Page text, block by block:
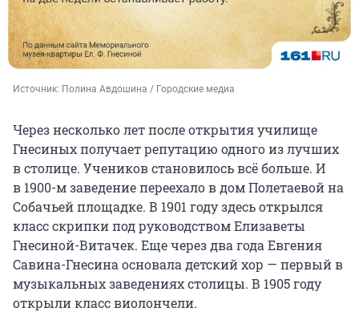
Источник: Полина Авдошина / Городские медиа
Через несколько лет после открытия училище
Гнесиных получает репутацию одного из лучших
в столице. Учеников становилось всё больше. И
в 1900-мзаведение переехало в дом Полетаевой на
Собачьей площадке. В 1901 годуздесь открылся
класс скрипки под руководством Елизаветы
Гнесиной-Витачек. Еще через два года Евгения
Савина-Гнесина основала детский хор — первый в
музыкальных заведениях столицы. В 1905 году
открыли класс виолончели.